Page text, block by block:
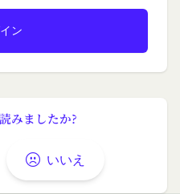
みましたか?
いいえ
を当社ウェブサイト上に
行う場合、当該通知が当
れ、会員が当社ウェブサ
よって当該通知を閲覧す
。
い）
した情報の取り扱い